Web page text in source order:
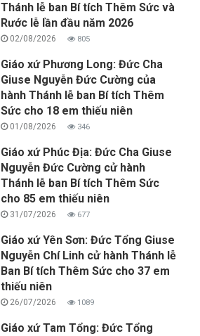
Thánh lễ ban Bí tích Thêm Sức và
Rước lễ lần đầu năm 2026
02/08/2026 805
Giáo xứ Phương Long: Đức Cha
Giuse Nguyễn Đức Cường của
hành Thánh lễ ban Bí tích Thêm
Sức cho 18 em thiếu niên
01/08/2026 346
Giáo xứ Phúc Địa: Đức Cha Giuse
Nguyễn Đức Cường cử hành
Thánh lễ ban Bí tích Thêm Sức
cho 85 em thiếu niên
31/07/2026 677
Giáo xứ Yên Sơn: Đức Tổng Giuse
Nguyễn Chí Linh cử hành Thánh lễ
Ban Bí tích Thêm Sức cho 37 em
thiếu niên
26/07/2026 1089
Giáo xứ Tam Tổng: Đức Tổng